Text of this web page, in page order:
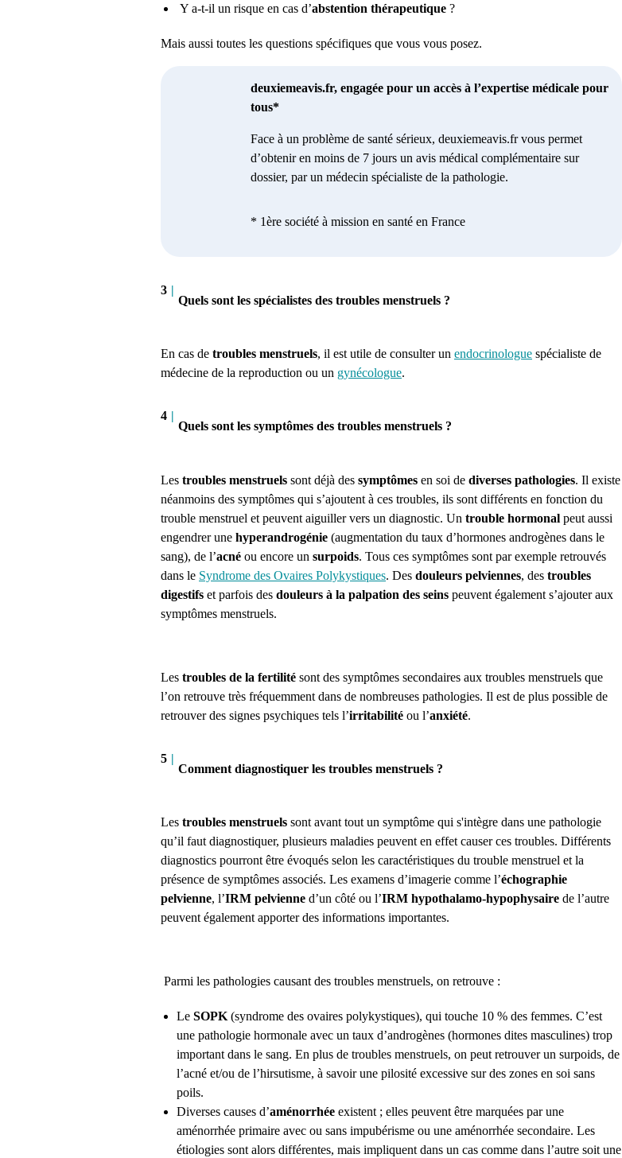
Y a-t-il un risque en cas d’abstention thérapeutique ?
Mais aussi toutes les questions spécifiques que vous vous posez.
deuxiemeavis.fr, engagée pour un accès à l’expertise médicale pour
tous*
Face à un problème de santé sérieux, deuxiemeavis.fr vous permet
d’obtenir en moins de 7 jours un avis médical complémentaire sur
dossier, par un médecin spécialiste de la pathologie.
* 1ère société à mission en santé en France
3 |
Quels sont les spécialistes des troubles menstruels ?
En cas de troubles menstruels, il est utile de consulter un endocrinologue spécialiste de
médecine de la reproduction ou un gynécologue.
4 |
Quels sont les symptômes des troubles menstruels ?
Les troubles menstruels sont déjà des symptômes en soi de diverses pathologies. Il existe
néanmoins des symptômes qui s’ajoutent à ces troubles, ils sont différents en fonction du
trouble menstruel et peuvent aiguiller vers un diagnostic. Un trouble hormonal peut aussi
engendrer une hyperandrogénie (augmentation du taux d’hormones androgènes dans le
sang), de l’acné ou encore un surpoids. Tous ces symptômes sont par exemple retrouvés
dans le Syndrome des Ovaires Polykystiques. Des douleurs pelviennes, des troubles
digestifs et parfois des douleurs à la palpation des seins peuvent également s’ajouter aux
symptômes menstruels.
Les troubles de la fertilité sont des symptômes secondaires aux troubles menstruels que
l’on retrouve très fréquemment dans de nombreuses pathologies. Il est de plus possible de
retrouver des signes psychiques tels l’irritabilité ou l’anxiété.
5 |
Comment diagnostiquer les troubles menstruels ?
Les troubles menstruels sont avant tout un symptôme qui s'intègre dans une pathologie
qu’il faut diagnostiquer, plusieurs maladies peuvent en effet causer ces troubles. Différents
diagnostics pourront être évoqués selon les caractéristiques du trouble menstruel et la
présence de symptômes associés. Les examens d’imagerie comme l’échographie
pelvienne, l’IRM pelvienne d’un côté ou l’IRM hypothalamo-hypophysaire de l’autre
peuvent également apporter des informations importantes.
Parmi les pathologies causant des troubles menstruels, on retrouve :
Le SOPK (syndrome des ovaires polykystiques), qui touche 10 % des femmes. C’est
une pathologie hormonale avec un taux d’androgènes (hormones dites masculines) trop
important dans le sang. En plus de troubles menstruels, on peut retrouver un surpoids, de
l’acné et/ou de l’hirsutisme, à savoir une pilosité excessive sur des zones en soi sans
poils.
Diverses causes d’aménorrhée existent ; elles peuvent être marquées par une
aménorrhée primaire avec ou sans impubérisme ou une aménorrhée secondaire. Les
étiologies sont alors différentes, mais impliquent dans un cas comme dans l’autre soit une